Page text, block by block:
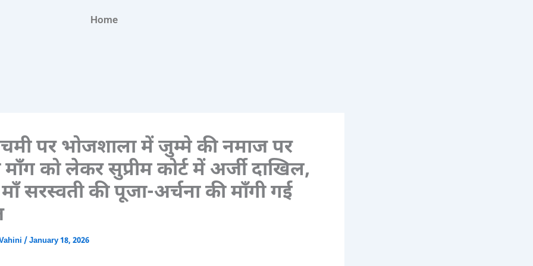
Home
पर भोजशाला में जुम्मे की नमाज पर
को लेकर सुप्रीम कोर्ट में अर्जी दाखिल,
सरस्वती की पूजा-अर्चना की माँगी गई
/January 18, 2026